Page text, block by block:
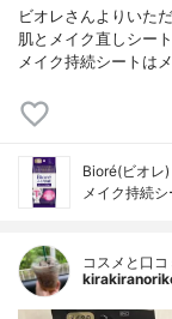
ビオレさんよりいた
肌とメイク直しシー
メイク持続シートは
Bioré(ビオレ)
メイク持続
コスメと口